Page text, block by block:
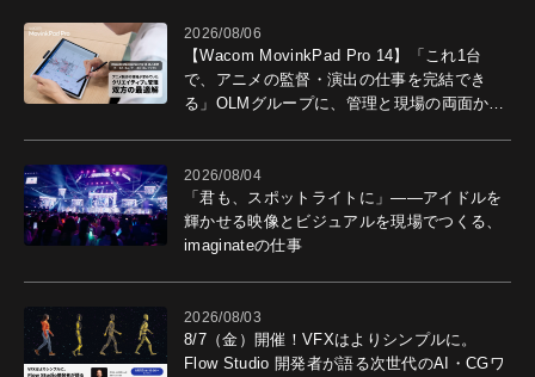
2026/08/06
【Wacom MovinkPad Pro 14】「これ1台
で、アニメの監督・演出の仕事を完結でき
る」OLMグループに、管理と現場の両面から
2026/08/04
「君も、スポットライトに」――アイドルを
輝かせる映像とビジュアルを現場でつくる、
imaginateの仕事
2026/08/03
8/7（金）開催！VFXはよりシンプルに。
Flow Studio 開発者が語る次世代のAI・CGワ